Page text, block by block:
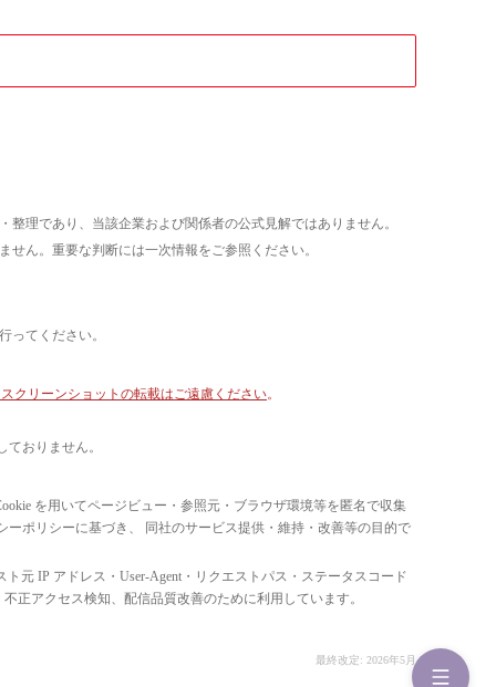
理であり、当該企業および関係者の公式見解ではありません。
ん。重要な判断には一次情報をご参照ください。
ってください。
クリーンショットの転載はご遠慮ください。
おりません。
を用いてページビュー・参照元・ブラウザ環境等を匿名で収集
ポリシーに基づき、 同社のサービス提供・維持・改善等の目的で
元 IP アドレス・User-Agent・リクエストパス・ステータスコード
正アクセス検知、配信品質改善のために利用しています。
最終改定: 2026年5月